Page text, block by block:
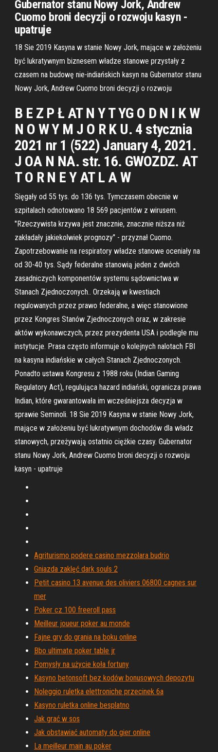
Gubernator stanu Nowy Jork, Andrew
Cuomo broni decyzji o rozwoju kasyn -
upatruje
18 Sie 2019 Kasyna w stanie Nowy Jork, mające w założeniu
być lukratywnym biznesem władze stanowe przystały z
czasem na budowę nie-indiańskich kasyn na Gubernator stanu
Nowy Jork, Andrew Cuomo broni decyzji o rozwoju
B E Z P Ł AT N Y T YG O D N I K W
N O W Y M J O R K U. 4 stycznia
2021 nr 1 (522) January 4, 2021.
J OA N NA. str. 16. GWOZDZ. AT
T O R N E Y AT L A W
Sięgały od 55 tys. do 136 tys. Tymczasem obecnie w
szpitalach odnotowano 18 569 pacjentów z wirusem.
"Rzeczywista krzywa jest znacznie, znacznie niższa niż
zakładały jakiekolwiek prognozy" - przyznał Cuomo.
Zapotrzebowanie na respiratory władze stanowe oceniały na
od 30-40 tys. Sądy federalne stanowią jeden z dwóch
zasadniczych komponentów systemu sądownictwa w
Stanach Zjednoczonych.. Orzekają w kwestiach
regulowanych przez prawo federalne, a więc stanowione
przez Kongres Stanów Zjednoczonych oraz, w zakresie
aktów wykonawczych, przez prezydenta USA i podległe mu
instytucje. Prasa często informuje o kolejnych nalotach FBI
na kasyna indiańskie w całych Stanach Zjednoczonych.
Ponadto ustawa Kongresu z 1988 roku (Indian Gaming
Regulatory Act), regulująca hazard indiański, ogranicza prawa
Indian, które gwarantowała im wcześniejsza decyzja w
sprawie Seminoli. 18 Sie 2019 Kasyna w stanie Nowy Jork,
mające w założeniu być lukratywnym dochodów dla władz
stanowych, przeżywają ostatnio ciężkie czasy. Gubernator
stanu Nowy Jork, Andrew Cuomo broni decyzji o rozwoju
kasyn - upatruje
Agriturismo podere casino mezzolara budrio
Gniazda zaklęć dark souls 2
Petit casino 13 avenue des oliviers 06800 cagnes sur
mer
Poker cz 100 freeroll pass
Meilleur joueur poker au monde
Fajne gry do grania na boku online
Bbo ultimate poker table jr
Pomysły na użycie koła fortuny
Kasyno betonsoft bez kodów bonusowych depozytu
Noleggio ruletka elettroniche przecinek 6a
Kasyno ruletka online besplatno
Jak grać w sos
Jak obstawiać automaty do gier online
La meilleur main au poker